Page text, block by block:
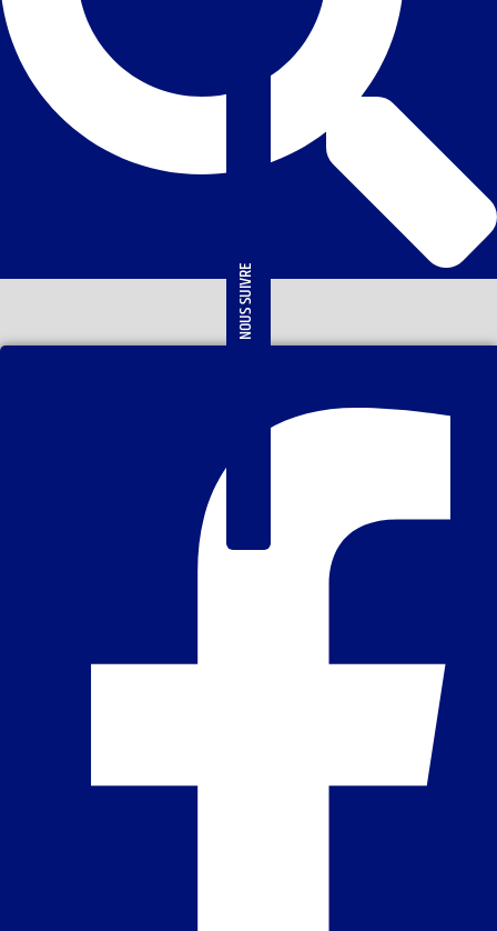
NOUS SUIVRE